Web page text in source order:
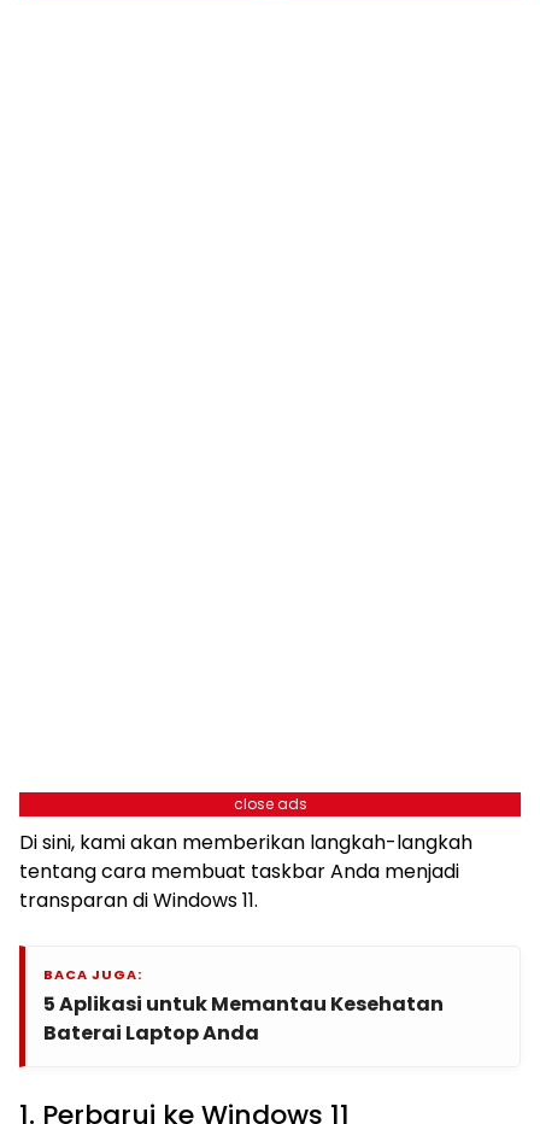
close ads
Di sini, kami akan memberikan langkah-langkah
tentang cara membuat taskbar Anda menjadi
transparan di Windows 11.
BACA JUGA:
5 Aplikasi untuk Memantau Kesehatan
Baterai Laptop Anda
1. Perbarui ke Windows 11